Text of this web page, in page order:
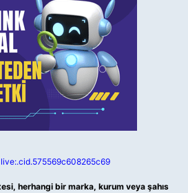
herhangi bir marka, kurum veya şahıs